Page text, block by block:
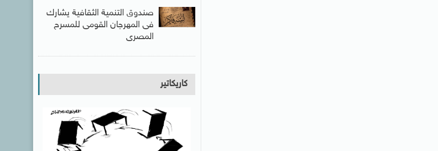
صندوق التنمية الثقافية يشارك
فى المهرجان القومى للمسرح
المصرى
كاريكاتير